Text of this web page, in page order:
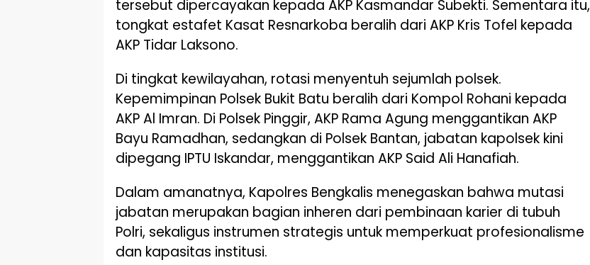
tersebut dipercayakan kepada AKP Kasmandar Subekti. Sementara itu,
tongkat estafet Kasat Resnarkoba beralih dari AKP Kris Tofel kepada
AKP Tidar Laksono.
Di tingkat kewilayahan, rotasi menyentuh sejumlah polsek.
Kepemimpinan Polsek Bukit Batu beralih dari Kompol Rohani kepada
AKP Al Imran. Di Polsek Pinggir, AKP Rama Agung menggantikan AKP
Bayu Ramadhan, sedangkan di Polsek Bantan, jabatan kapolsek kini
dipegang IPTU Iskandar, menggantikan AKP Said Ali Hanafiah.
Dalam amanatnya, Kapolres Bengkalis menegaskan bahwa mutasi
jabatan merupakan bagian inheren dari pembinaan karier di tubuh
Polri, sekaligus instrumen strategis untuk memperkuat profesionalisme
dan kapasitas institusi.